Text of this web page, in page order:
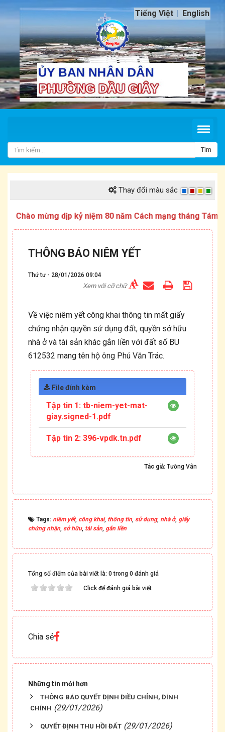
Tiếng Việt English
Tìm
Thay đổi màu sắc
Chào mừng dịp kỷ niệm 80 năm Cách mạng tháng Tám và
THÔNG BÁO NIÊM YẾT
Thứ tư - 28/01/2026 09:04
Xem với cỡ chữ
Về việc niêm yết công khai thông tin mất giấy
chứng nhận quyền sử dụng đất, quyền sở hữu
nhà ở và tài sản khác gắn liền với đất số BU
612532 mang tên hộ ông Phú Văn Trác.
File đính kèm
Tập tin 1: tb-niem-yet-mat-
giay.signed-1.pdf
Tập tin 2: 396-vpdk.tn.pdf
Tác giả: Tường Vân
Tags: niêm yết, công khai, thông tin, sử dụng, nhà ở, giấy
chứng nhận, sở hữu, tài sản, gắn liền
Tổng số điểm của bài viết là: 0 trong 0 đánh giá
Click để đánh giá bài viết
Chia sẻ
Những tin mới hơn
THÔNG BÁO QUYẾT ĐỊNH ĐIỀU CHỈNH, ĐÍNH
CHÍNH (29/01/2026)
QUYẾT ĐỊNH THU HỒI ĐẤT (29/01/2026)